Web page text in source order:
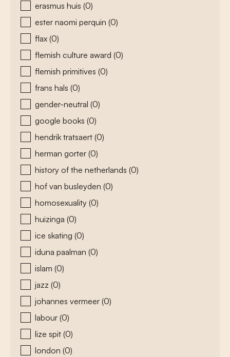
erasmus huis (0)
ester naomi perquin (0)
flax (0)
flemish culture award (0)
flemish primitives (0)
frans hals (0)
gender-neutral (0)
google books (0)
hendrik tratsaert (0)
herman gorter (0)
history of the netherlands (0)
hof van busleyden (0)
homosexuality (0)
huizinga (0)
ice skating (0)
iduna paalman (0)
islam (0)
jazz (0)
johannes vermeer (0)
labour (0)
lize spit (0)
london (0)